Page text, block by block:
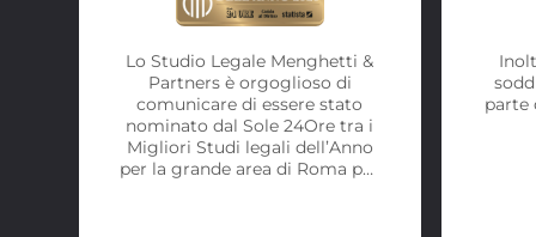
Lo Studio Legale Menghetti &
Partners è orgoglioso di
comunicare di essere stato
nominato dal Sole 24Ore tra i
Migliori Studi legali dell’Anno
per la grande area di Roma per
parte